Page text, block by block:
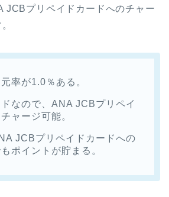
JCBプリペイドカードへのチャー
率が1.0％ある。
なので、ANA JCBプリペイ
ャージ可能。
JCBプリペイドカードへの
ポイントが貯まる。